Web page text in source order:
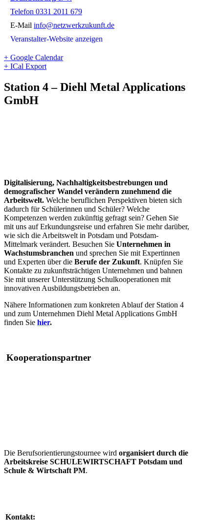
Telefon 0331 2011 679
E-Mail info@netzwerkzukunft.de
Veranstalter-Website anzeigen
+ Google Calendar
+ ICal Export
Station 4 – Diehl Metal Applications
GmbH
Digitalisierung, Nachhaltigkeitsbestrebungen und
demografischer Wandel verändern zunehmend die
Arbeitswelt. Welche beruflichen Perspektiven bieten sich
dadurch für Schülerinnen und Schüler? Welche
Kompetenzen werden zukünftig gefragt sein? Gehen Sie
mit uns auf Erkundungsreise und erfahren Sie mehr darüber,
wie sich die Arbeitswelt in Potsdam und Potsdam-
Mittelmark verändert. Besuchen Sie Unternehmen in
Wachstumsbranchen und sprechen Sie mit Expertinnen
und Experten über die Berufe der Zukunft. Knüpfen Sie
Kontakte zu zukunftsträchtigen Unternehmen und bahnen
Sie mit unserer Unterstützung Schulkooperationen mit
innovativen Ausbildungsbetrieben an.
Nähere Informationen zum konkreten Ablauf der Station 4
und zum Unternehmen Diehl Metal Applications GmbH
finden Sie hier.
Kooperationspartner
Die Berufsorientierungstournee wird organisiert durch die
Arbeitskreise SCHULEWIRTSCHAFT Potsdam und
Schule & Wirtschaft PM.
Kontakt: